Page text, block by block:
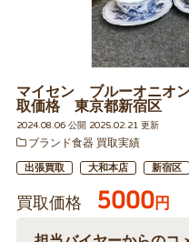
マイセン ブルーオニオ
取価格 東京都新宿区
2024.08.06 公開 2025.02.21 更新
ブランド食器 買取実績
出張買取 大和本店 新宿区
買取価格 5000円